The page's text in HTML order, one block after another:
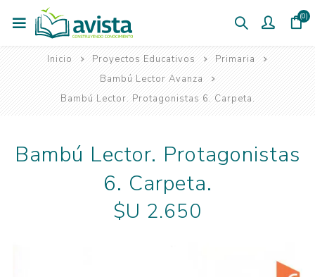
(0)
Inicio Proyectos Educativos
Primaria
Bambú Lector Avanza
Bambú Lector. Protagonistas 6. Carpeta.
Bambú Lector. Protagonistas
6. Carpeta.
$U 2.650